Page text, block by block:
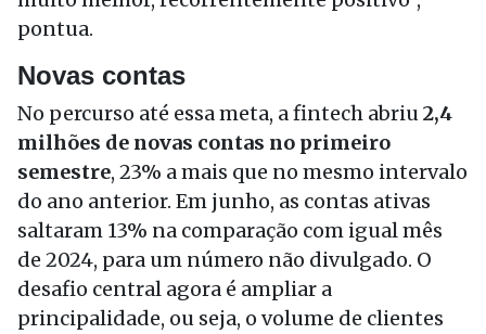
pontua.
Novas contas
No percurso até essa meta, a fintech abriu2,4
milhões de novas contas no primeiro
semestre, 23% a mais que no mesmo intervalo
do ano anterior. Em junho, as contas ativas
saltaram 13% na comparação com igual mês
de 2024, para um número não divulgado. O
desafio central agora é ampliar a
principalidade, ou seja, o volume de clientes